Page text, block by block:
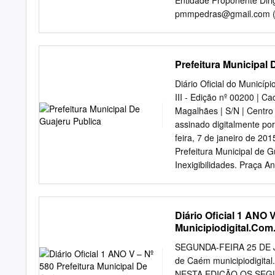
habitantes do território
pmmpedras@gmail.com
Fax: 34492120 DDD
apenas um) 5 -
Bahia Município:
andar CEP: 46110-000
DDD(Cel): 77 Celular:
Dirigente/
PELC será implantado
Municipal de Educação,
boa qualidade de vida o
Prefeitura Municipal
Diário Oficial do
III - Edição nº 00200 |
Magalhães | S/N |
assinado digitalmente
feira, 7 de janeiro de
Prefeitura Municipal de
Inexigibilidades. Praça
Contrato Estado da
Magalhães, 124, Centro
pmguajeruba@gmail.com
DE ADITIVO AO
MUNICIPAL DE
Diário Oficial 1 ANO
SEGUNDA-FEIRA 25
de Caém